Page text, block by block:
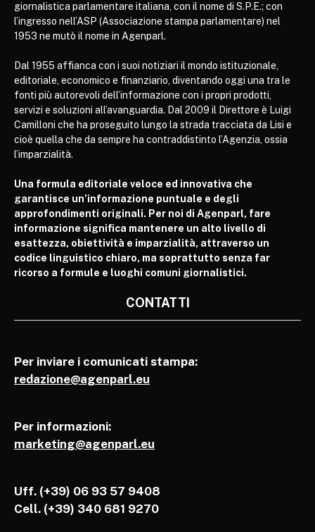
giornalistica parlamentare italiana, con il nome di S.P.E.; con
l’ingresso nell’ASP (Associazione stampa parlamentare) nel
1953 ne mutò il nome in Agenparl.
Dal 1955 affianca con i suoi notiziari il mondo istituzionale,
editoriale, economico e finanziario, diventando oggi una tra le
fonti più autorevoli dell’informazione con i propri prodotti,
servizi e soluzioni all’avanguardia. Dal 2009 il Direttore è Luigi
Camilloni che ha proseguito lungo la strada tracciata da Lisi e
cioè quella che da sempre ha contraddistinto l’Agenzia, ossia
l’imparzialità.
Una formula editoriale veloce ed innovativa che
garantisce un’informazione puntuale e degli
approfondimenti originali. Per noi di Agenparl, fare
informazione significa mantenere un alto livello di
esattezza, obiettività e imparzialità, attraverso un
codice linguistico chiaro, ma soprattutto senza far
ricorso a formule e luoghi comuni giornalistici.
CONTATTI
Per inviare i comunicati stampa:
redazione@agenparl.eu
Per informazioni:
marketing@agenparl.eu
Uff. (+39) 06 93 57 9408
Cell. (+39) 340 681 9270